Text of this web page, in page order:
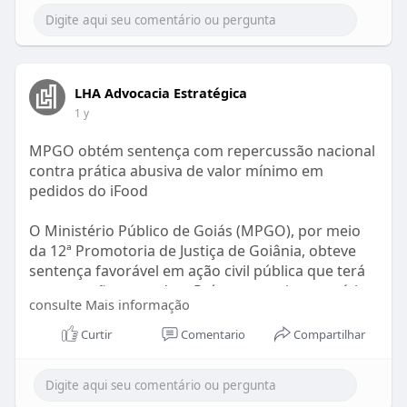
LHA Advocacia Estratégica
1 y
MPGO obtém sentença com repercussão nacional
contra prática abusiva de valor mínimo em
pedidos do iFood
O Ministério Público de Goiás (MPGO), por meio
da 12ª Promotoria de Justiça de Goiânia, obteve
sentença favorável em ação civil pública que terá
repercussão em todo o País ao questionar prática
abusiva do aplicativo de entregas iFood, que exige
valor mínimo para pedidos. A decisão, que
titular da promotoria, Maria Cristina de Miranda, e
consulte Mais informação
Curtir Comentario Compartilhar